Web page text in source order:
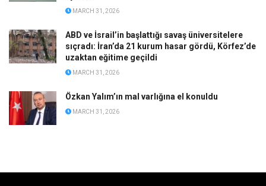
MARCH 31, 2026
ABD ve İsrail’in başlattığı savaş üniversitelere
sıçradı: İran’da 21 kurum hasar gördü, Körfez’de
uzaktan eğitime geçildi
MARCH 31, 2026
Özkan Yalım’ın mal varlığına el konuldu
MARCH 31, 2026